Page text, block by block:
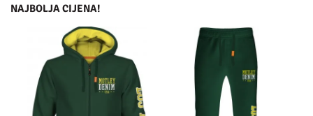
NAJBOLJA CIJENA!